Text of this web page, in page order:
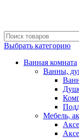
Выбрать категорию
Ванная комната
Ванны,
Мебель,